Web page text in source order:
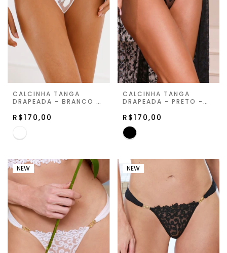
CALCINHA TANGA
DRAPEADA - BRANCO -
R$170,00
CALCINHA TANGA
DRAPEADA - PRETO -
R$170,00
NEW NEW